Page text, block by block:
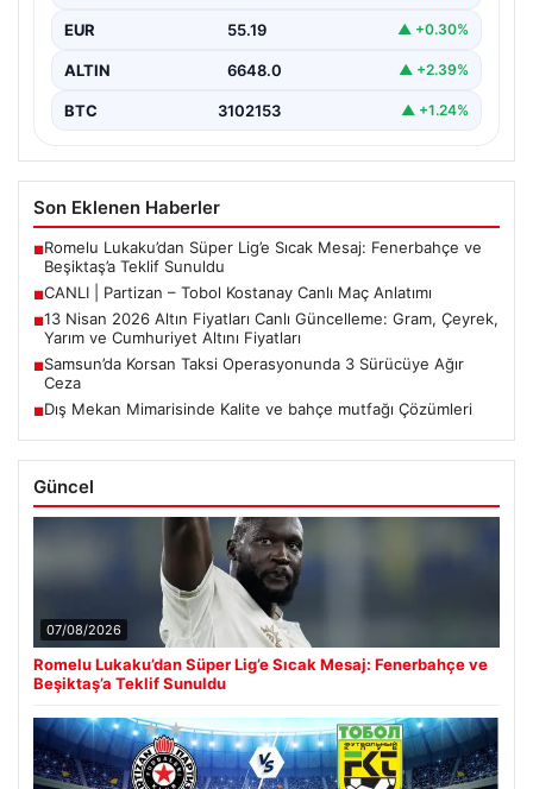
EUR 55.19 ▲ +0.30%
ALTIN 6648.0 ▲ +2.39%
BTC 3102153 ▲ +1.24%
Son Eklenen Haberler
■Romelu Lukaku’dan Süper Lig’e Sıcak Mesaj: Fenerbahçe ve
Beşiktaş’a Teklif Sunuldu
■CANLI | Partizan – Tobol Kostanay Canlı Maç Anlatımı
■13 Nisan 2026 Altın Fiyatları Canlı Güncelleme: Gram, Çeyrek,
Yarım ve Cumhuriyet Altını Fiyatları
■Samsun’da Korsan Taksi Operasyonunda 3 Sürücüye Ağır
Ceza
■Dış Mekan Mimarisinde Kalite ve bahçe mutfağı Çözümleri
Güncel
07/08/2026
Romelu Lukaku’dan Süper Lig’e Sıcak Mesaj: Fenerbahçe ve
Beşiktaş’a Teklif Sunuldu